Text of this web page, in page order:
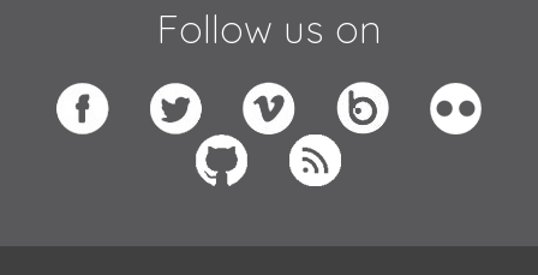
Follow us on